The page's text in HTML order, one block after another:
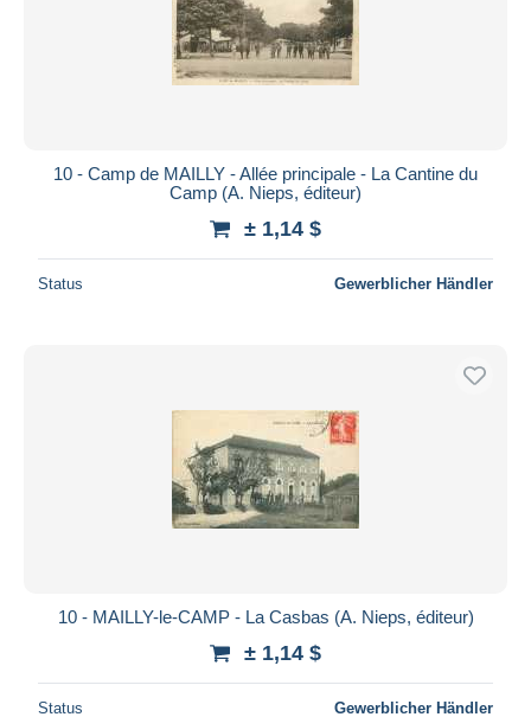
10 - Camp de MAILLY - Allée principale - La Cantine du
Camp (A. Nieps, éditeur)
± 1,14 $
Status Gewerblicher Händler
10 - MAILLY-le-CAMP - La Casbas (A. Nieps, éditeur)
± 1,14 $
Status Gewerblicher Händler